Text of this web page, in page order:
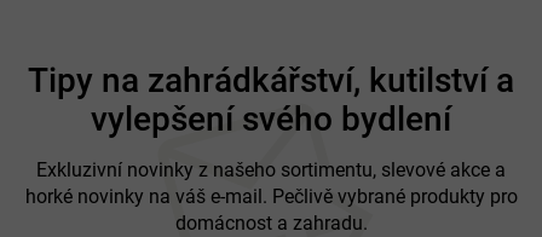
Tipy na zahrádkářství, kutilství a
vylepšení svého bydlení
Exkluzivní novinky z našeho sortimentu, slevové akce a
horké novinky na váš e-mail. Pečlivě vybrané produkty pro
domácnost a zahradu.